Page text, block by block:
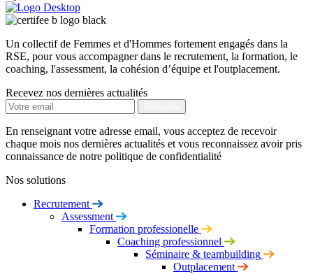
Un collectif de Femmes et d'Hommes fortement engagés dans la
RSE, pour vous accompagner dans le recrutement, la formation, le
coaching, l'assessment, la cohésion d’équipe et l'outplacement.
Recevez nos dernières actualités
En renseignant votre adresse email, vous acceptez de recevoir
chaque mois nos dernières actualités et vous reconnaissez avoir pris
connaissance de notre politique de confidentialité
Nos solutions
Recrutement
Assessment
Formation professionelle
Coaching professionnel
Séminaire & teambuilding
Outplacement